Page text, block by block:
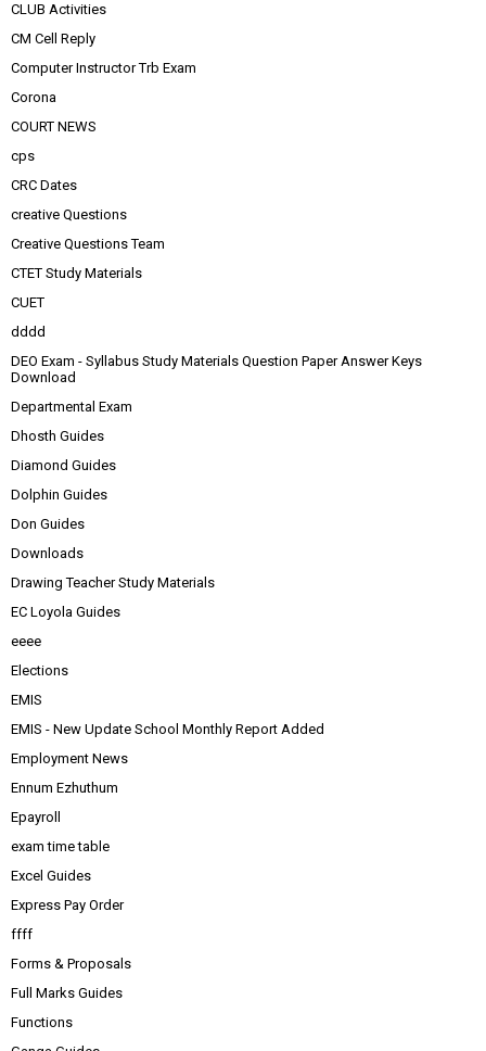
CLUB Activities
CM Cell Reply
Computer Instructor Trb Exam
Corona
COURT NEWS
cps
CRC Dates
creative Questions
Creative Questions Team
CTET Study Materials
CUET
dddd
DEO Exam - Syllabus Study Materials Question Paper Answer Keys
Download
Departmental Exam
Dhosth Guides
Diamond Guides
Dolphin Guides
Don Guides
Downloads
Drawing Teacher Study Materials
EC Loyola Guides
eeee
Elections
EMIS
EMIS - New Update School Monthly Report Added
Employment News
Ennum Ezhuthum
Epayroll
exam time table
Excel Guides
Express Pay Order
ffff
Forms & Proposals
Full Marks Guides
Functions